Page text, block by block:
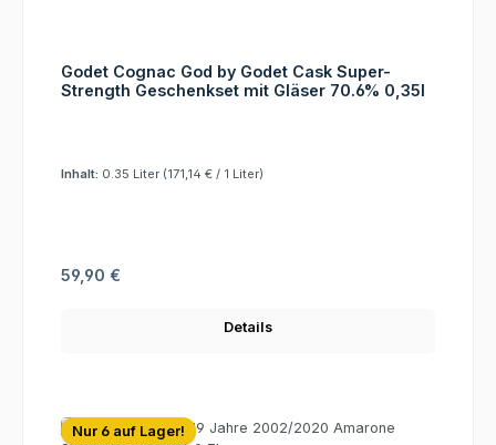
Godet Cognac God by Godet Cask Super-
Strength Geschenkset mit Gläser 70.6% 0,35l
Inhalt: 0.35 Liter (171,14 € / 1 Liter)
Regulärer Preis:
59,90 €
Details
Nur 6 auf Lager!